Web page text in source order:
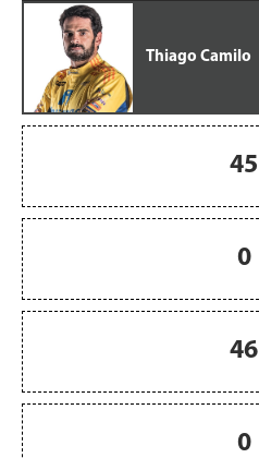
Thiago Camilo
45
0
46
0